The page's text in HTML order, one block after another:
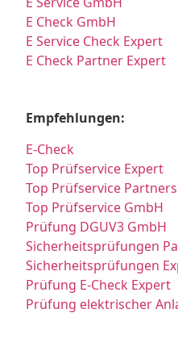
E Check GmbH
E Service Check Expert
E Check Partner Expert
Empfehlungen:
E-Check
Top Prüfservice Expert
Top Prüfservice Partners
Top Prüfservice GmbH
Prüfung DGUV3 GmbH
Sicherheitsprüfungen
Sicherheitsprüfungen
Prüfung E-Check Expert
Prüfung elektrischer